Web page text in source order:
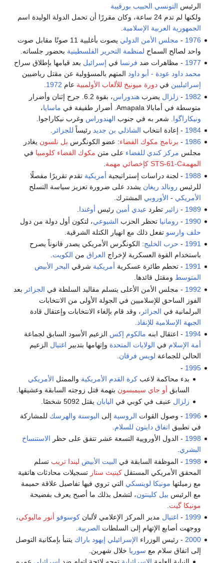
الرئيس التونسي الحبيب بورقيبة
ولكنها لم تدم 24 ساعة، وكان مقررًا أن تحمل الدولة الوليدة اسم
الجمهورية العربية الإسلامية.
1976
- مجلس الأمن الدولي
يصوت بأغلبية 11 صوتًا مقابل صوت
واحد لصالح السماح لمنظمة التحرير الفلسطينية بحضور جلساته.
1977 - مظاهرات ضد فرنسا في إسرائيل بعد قيامها بإطلاق سراح
محمد داود عودة - أبو داود المتهم بالمسؤولية عن مقتل رياضيين
إسرائيليين فيدورة ميونيخ للألعاب الأولمبية عام 1972
.
1982
- زلزال يضربهندوراس
، بقوة 6.2. جرح إثنان وأضرار
متوسطة في أمابالا Amapala. أضرار طفيفة في
ماسايا،
ونيكاراگوا . شعر به في جنوب الهندوراس وغرب نيكاراجوا.
1984 - إعادة انتخاب الشاذلي بن جديد رئيساً للجزائر
1986
- برنامج مكوك الفضاء: عضو الكونگرس بل نلسون يغادر
مجلس مركز كندي للفضاء على متن مكوك الفضاء كلومبيا في
المهمةSTS-61-C
كإخصائي مهمة.
1988 - لجنة دراسات إستراتيجية أمريكية تقدم تقريرًا مفصلًا
للرئيس رونالد ريغان يشدد على ضرورة تعزيز سياسة التسلح
الأمريكي - الأوروبي المشترك.
1989
- زائير تطرد عيدي أمين رئيس أوغندا
1990
- رومانيا تحظر الحزب الشيوعي، لتكون أول دولة من دول
حلف وارسو تفعل ذلك مع انهيار الكتلة الشرقية.
1991
- حرب الخليج: الكونگرس الأمريكي يصدر قانوناً يصرح
باستخدام القوة العسكرية لإخراج العراق من الكويت
1991 - تحطم طائرة عسكرية أمريكية شرقي البحر الأبيض
المتوسط ومقتل قائدها.
1992 - مجلس الأمن الأعلى يتسلم مقاليد السلطة في الجزائر بعد
الفوز الساحق للإسلاميين في الجولة الأولى من الانتخابات
البرلمانية في الجزائر ، وقد قام بإلغاء الانتخابات وإعتقال قادة
الجبهة الإسلامية للإنقاذ
1994 - اعتقال ابنه مالكوم إكس الزعيم الأسود السابق لجماعة
أمة الإسلام في الولايات المتحدة وإتهامها بتدبير اغتيال الزعيم
الحالي للجماعة لويس فرقان
1995
-
بدء محاكمة لاعب كرة القدم الأمريكية والممثل الأمريكي
السابق أو جاي سيمبسون بتهمة قتل زوجته السابقة وعشيقها.
زلزال عنيف في كوبي في اليابان يقتل 5092 شخصًا.
1996 - وصول القوات الروسية إلى البوسنة والهرسك للمشاركة
في تطبيق اتفاق دايتون للسلام
1998 - الدول الأوروپية التسعة عشر تتفق على حظر الاستنساخ
البشري.
1998 - الموظفة السابقة في البيت الأبيض ليندا تريب تسلم
المحقق الأمريكي المستقلكينيث ستار تسجيلات محادثات هاتفية
مع زميلتها مونيكا لوينسكي التي تروي فيها تفاصيل علاقة حميمة
مع الرئيس بيل كلينتون، لتشعل بذلك ما أصبح يعرف بفضيحة
مونيكا گيت
1999
- اغتيال مدير المركز الإعلامي لألبانكوسوفو أنور ماليوكي،
ووجهت أصابع الإتهام إلى السلطات الصربية
2000 - رئيس الوزراء الإسرائيلي إيهود باراك يتنبأ بإمكانية التوصل
إلى اتفاق سلام مع سوريا خلال شهرين.